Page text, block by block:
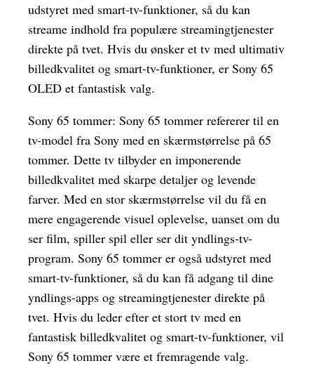
udstyret med smart-tv-funktioner, så du kan
streame indhold fra populære streamingtjenester
direkte på tvet. Hvis du ønsker et tv med ultimativ
billedkvalitet og smart-tv-funktioner, er Sony 65
OLED et fantastisk valg.
Sony 65 tommer: Sony 65 tommer refererer til en
tv-model fra Sony med en skærmstørrelse på 65
tommer. Dette tv tilbyder en imponerende
billedkvalitet med skarpe detaljer og levende
farver. Med en stor skærmstørrelse vil du få en
mere engagerende visuel oplevelse, uanset om du
ser film, spiller spil eller ser dit yndlings-tv-
program. Sony 65 tommer er også udstyret med
smart-tv-funktioner, så du kan få adgang til dine
yndlings-apps og streamingtjenester direkte på
tvet. Hvis du leder efter et stort tv med en
fantastisk billedkvalitet og smart-tv-funktioner, vil
Sony 65 tommer være et fremragende valg.